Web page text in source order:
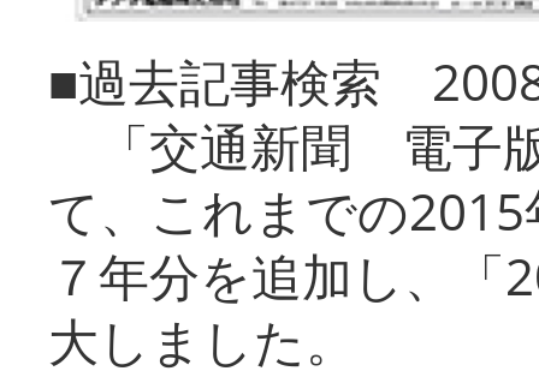
■過去記事検索
「交通新聞 電子
て、これまでの
７年分を追加し、「
大しまし